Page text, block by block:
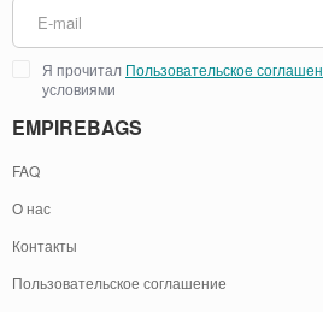
Я прочитал Пользовательское
условиями
EMPIREBAGS
FAQ
О нас
Контакты
Пользовательское соглашение